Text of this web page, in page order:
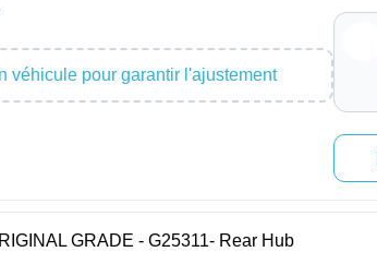
véhicule pour garantir l'ajustement
GRADE - G25311- Rear Hub